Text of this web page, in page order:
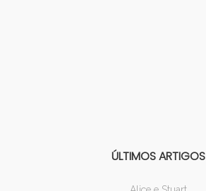
ÚLTIMOS ARTIGOS